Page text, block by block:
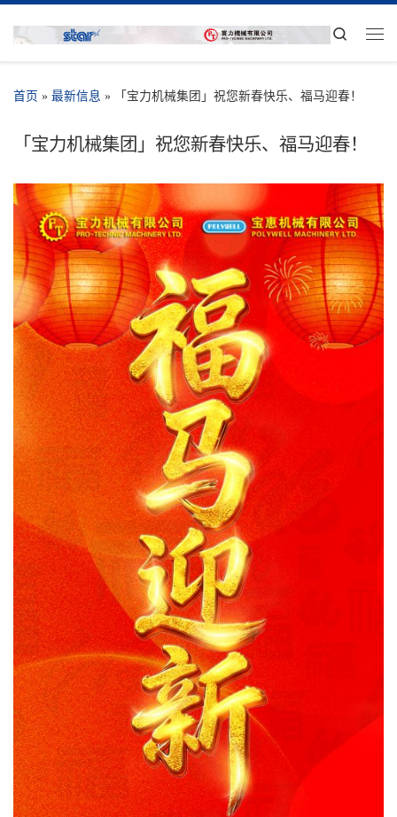
Search
首页 » 最新信息 » 「宝力机械集团」祝您新春快乐、福马迎春！
「宝力机械集团」祝您新春快乐、福马迎春！